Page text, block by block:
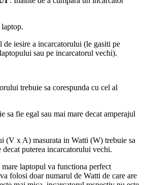
de iesire a incarcatorului (le gasiti pe
sau pe incarcatorul vechi).
trebuie sa corespunda cu cel al
sa fie egal sau mai mare decat amperajul
(V x A) masurata in Watti (W) trebuie sa
decat puterea incarcatorului vechi.
mare laptopul va functiona perfect
folosi doar numarul de Watti de care are